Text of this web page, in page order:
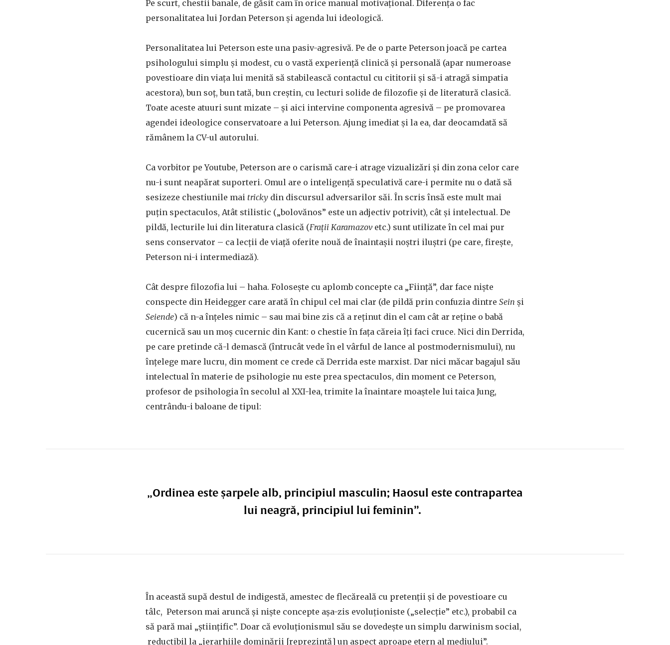
Pe scurt, chestii banale, de găsit cam în orice manual motivațional. Diferența o fac
personalitatea lui Jordan Peterson și agenda lui ideologică.
Personalitatea lui Peterson este una pasiv-agresivă. Pe de o parte Peterson joacă pe cartea
psihologului simplu și modest, cu o vastă experiență clinică și personală (apar numeroase
povestioare din viața lui menită să stabilească contactul cu cititorii și să-i atragă simpatia
acestora), bun soț, bun tată, bun creștin, cu lecturi solide de filozofie și de literatură clasică.
Toate aceste atuuri sunt mizate – și aici intervine componenta agresivă – pe promovarea
agendei ideologice conservatoare a lui Peterson. Ajung imediat și la ea, dar deocamdată să
rămânem la CV-ul autorului.
Ca vorbitor pe Youtube, Peterson are o carismă care-i atrage vizualizări și din zona celor care
nu-i sunt neapărat suporteri. Omul are o inteligență speculativă care-i permite nu o dată să
sesizeze chestiunile mai tricky din discursul adversarilor săi. În scris însă este mult mai
puțin spectaculos, Atât stilistic („bolovănos” este un adjectiv potrivit), cât și intelectual. De
pildă, lecturile lui din literatura clasică (Frații Karamazov etc.) sunt utilizate în cel mai pur
sens conservator – ca lecții de viață oferite nouă de înaintașii noștri iluștri (pe care, firește,
Peterson ni-i intermediază).
Cât despre filozofia lui – haha. Folosește cu aplomb concepte ca „Ființă”, dar face niște
conspecte din Heidegger care arată în chipul cel mai clar (de pildă prin confuzia dintre Sein și
Seiende) că n-a înțeles nimic – sau mai bine zis că a reținut din el cam cât ar reține o babă
cucernică sau un moș cucernic din Kant: o chestie în fața căreia îți faci cruce. Nici din Derrida,
pe care pretinde că-l demască (întrucât vede în el vârful de lance al postmodernismului), nu
înțelege mare lucru, din moment ce crede că Derrida este marxist. Dar nici măcar bagajul său
intelectual în materie de psihologie nu este prea spectaculos, din moment ce Peterson,
profesor de psihologia în secolul al XXI-lea, trimite la înaintare moaștele lui taica Jung,
centrându-i baloane de tipul:
„Ordinea este șarpele alb, principiul masculin; Haosul este contrapartea
lui neagră, principiul lui feminin”.
În această supă destul de indigestă, amestec de flecăreală cu pretenții și de povestioare cu
tâlc, Peterson mai aruncă și niște concepte așa-zis evoluționiste („selecție” etc.), probabil ca
să pară mai „științific”. Doar că evoluționismul său se dovedește un simplu darwinism social,
reductibil la „ierarhiile dominării [reprezintă] un aspect aproape etern al mediului”.